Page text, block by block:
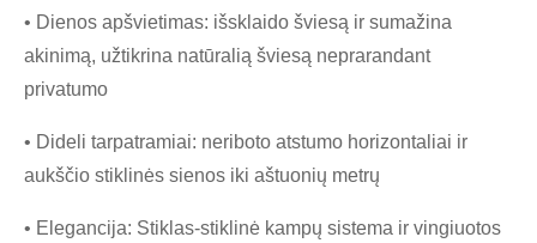
• Dienos apšvietimas: išsklaido šviesą ir sumažina
akinimą, užtikrina natūralią šviesą neprarandant
privatumo
• Dideli tarpatramiai: neriboto atstumo horizontaliai ir
aukščio stiklinės sienos iki aštuonių metrų
• Elegancija: Stiklas-stiklinė kampų sistema ir vingiuotos